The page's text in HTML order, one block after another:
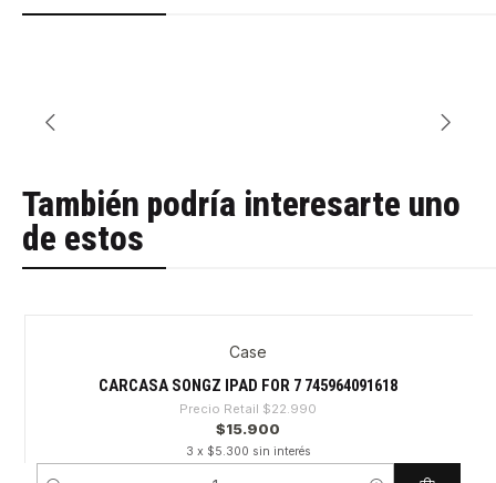
También podría interesarte uno
de estos
Case
CARCASA SONGZ IPAD FOR 7 745964091618
Precio Retail $22.990
$15.900
3 x $5.300 sin interés